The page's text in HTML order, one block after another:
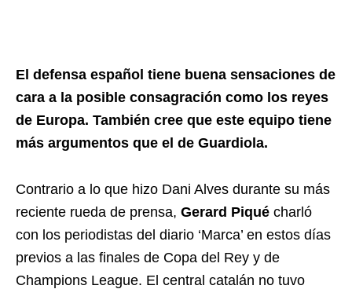
El defensa español tiene buena sensaciones de
cara a la posible consagración como los reyes
de Europa. También cree que este equipo tiene
más argumentos que el de Guardiola.
Contrario a lo que hizo Dani Alves durante su más
reciente rueda de prensa, Gerard Piqué charló
con los periodistas del diario ‘Marca’ en estos días
previos a las finales de Copa del Rey y de
Champions League. El central catalán no tuvo